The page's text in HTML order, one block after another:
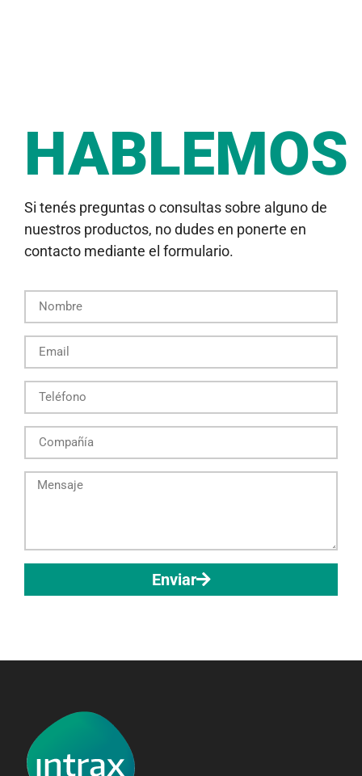
HABLEMOS
Si tenés preguntas o consultas sobre alguno de
nuestros productos, no dudes en ponerte en
contacto mediante el formulario.
Enviar